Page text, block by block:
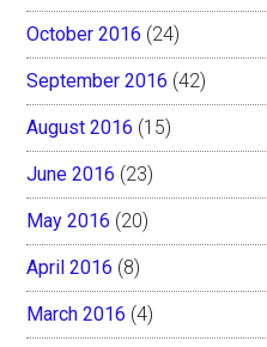
October 2016 (24)
September 2016 (42)
August 2016 (15)
June 2016 (23)
May 2016 (20)
April 2016 (8)
March 2016 (4)